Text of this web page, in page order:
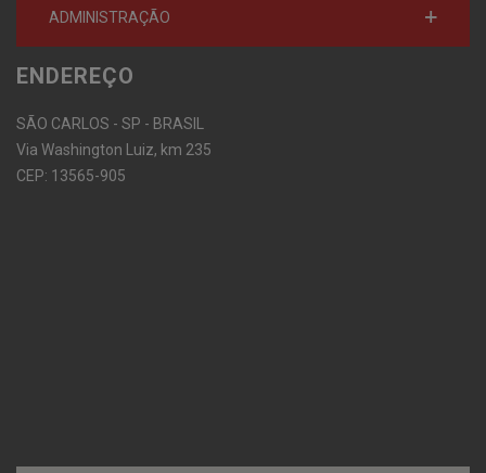
ADMINISTRAÇÃO
ENDEREÇO
SÃO CARLOS - SP - BRASIL
Via Washington Luiz, km 235
CEP: 13565-905